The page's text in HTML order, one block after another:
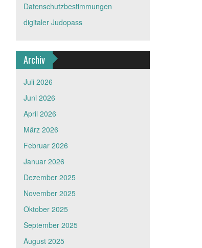
Datenschutzbestimmungen
digitaler Judopass
Archiv
Juli 2026
Juni 2026
April 2026
März 2026
Februar 2026
Januar 2026
Dezember 2025
November 2025
Oktober 2025
September 2025
August 2025